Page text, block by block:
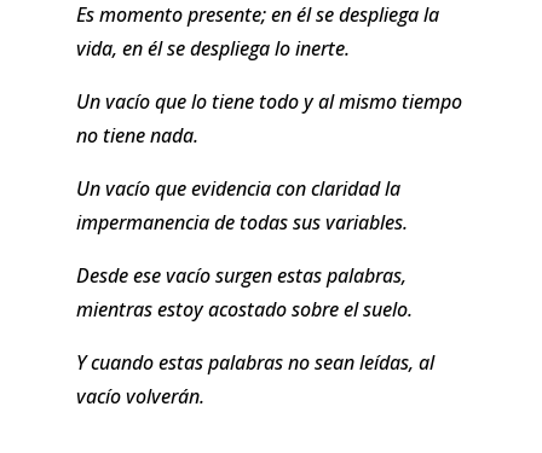
Es momento presente; en él se despliega la
vida, en él se despliega lo inerte.
Un vacío que lo tiene todo y al mismo tiempo
no tiene nada.
Un vacío que evidencia con claridad la
impermanencia de todas sus variables.
Desde ese vacío surgen estas palabras,
mientras estoy acostado sobre el suelo.
Y cuando estas palabras no sean leídas, al
vacío volverán.